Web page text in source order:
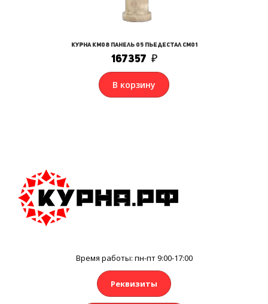
Курна КМ08 Панель 05 Пьедестал СМ01
167357 ₽
В корзину
Время работы: пн-пт 9:00-17:00
Реквизиты